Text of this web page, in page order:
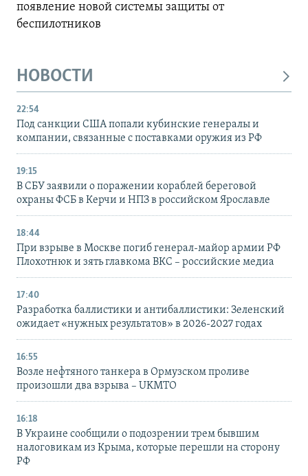
появление новой системы защиты от
беспилотников
НОВОСТИ
22:54
Под санкции США попали кубинские генералы и
компании, связанные с поставками оружия из РФ
19:15
В СБУ заявили о поражении кораблей береговой
охраны ФСБ в Керчи и НПЗ в российском Ярославле
18:44
При взрыве в Москве погиб генерал-майор армии РФ
Плохотнюк и зять главкома ВКС – российские медиа
17:40
Разработка баллистики и антибаллистики: Зеленский
ожидает «нужных результатов» в 2026-2027 годах
16:55
Возле нефтяного танкера в Ормузском проливе
произошли два взрыва – UKMTO
16:18
В Украине сообщили о подозрении трем бывшим
налоговикам из Крыма, которые перешли на сторону
РФ